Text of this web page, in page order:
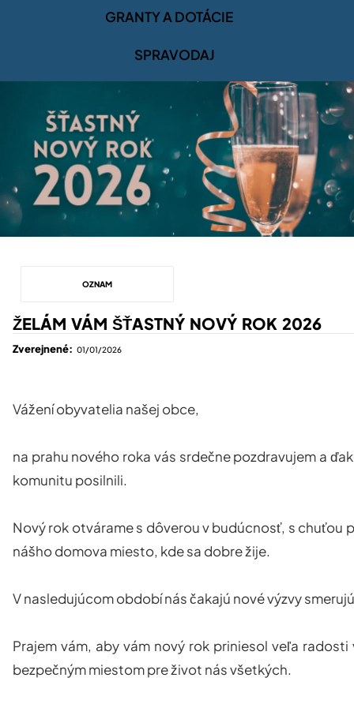
GRANTY A DOTÁCIE
SPRAVODAJ
OZNAM
ŽELÁM VÁM ŠŤASTNÝ NOVÝ ROK 2026
Zverejnené: 01/01/2026
Vážení obyvatelia našej obce,
na prahu nového roka vás srdečne pozdravujem a
komunitu posilnili.
Nový rok otvárame s dôverou v budúcnosť, s chuťou
nášho domova miesto, kde sa dobre žije.
V nasledujúcom období nás čakajú nové výzvy
Prajem vám, aby vám nový rok priniesol veľa
bezpečným miestom pre život nás všetkých.